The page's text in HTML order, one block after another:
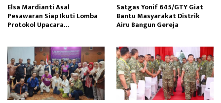
Elsa Mardianti Asal
Pesawaran Siap Ikuti Lomba
Protokol Upacara
Satgas Yonif 645/GTY Giat
Bantu Masyarakat Distrik
Airu Bangun Gereja ‎